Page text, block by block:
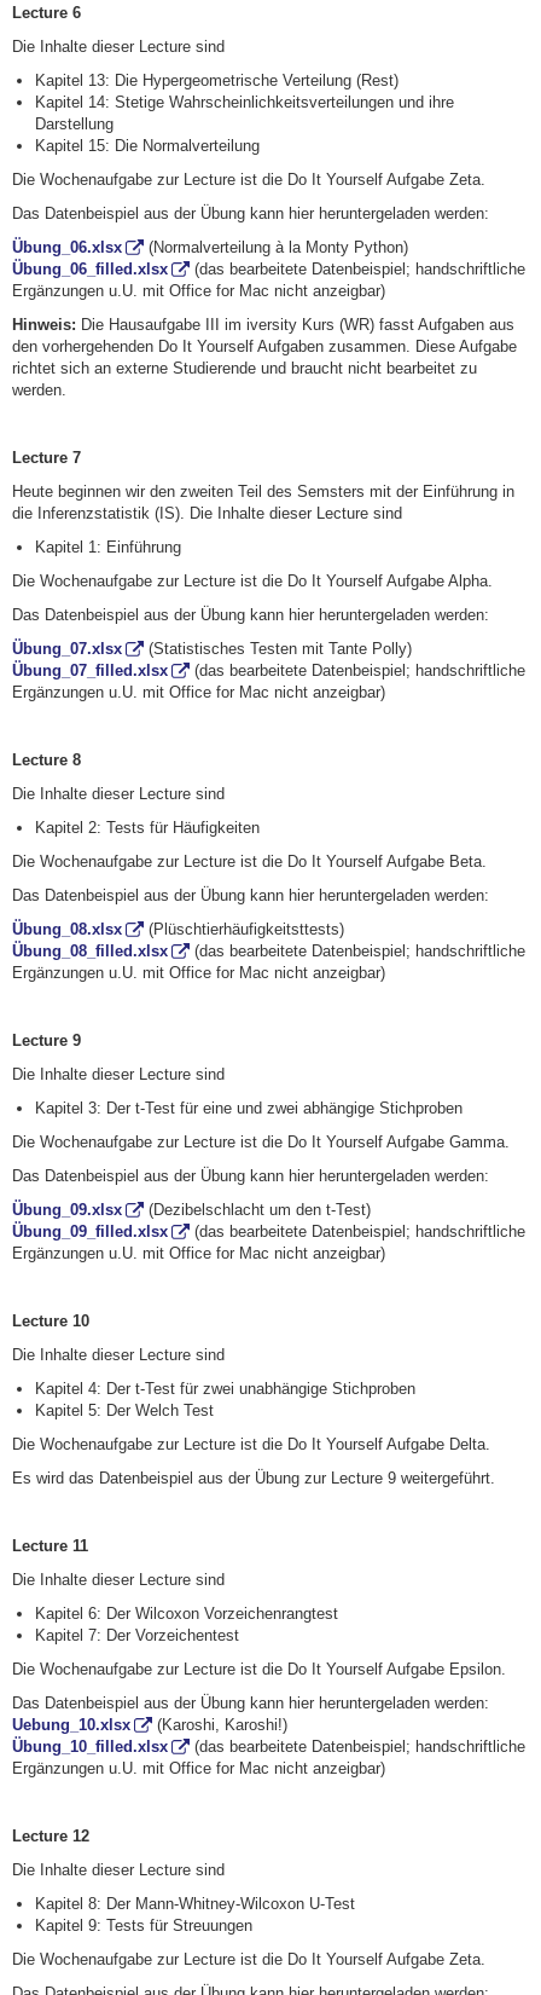
Lecture 6
Die Inhalte dieser Lecture sind
Kapitel 13: Die Hypergeometrische Verteilung (Rest)
Kapitel 14: Stetige Wahrscheinlichkeitsverteilungen und ihre
Darstellung
Kapitel 15: Die Normalverteilung
Die Wochenaufgabe zur Lecture ist die Do It Yourself Aufgabe Zeta.
Das Datenbeispiel aus der Übung kann hier heruntergeladen werden:
Übung_06.xlsx
(Normalverteilung à la Monty Python)
Übung_06_filled.xlsx
(das bearbeitete Datenbeispiel; handschriftliche
Ergänzungen u.U. mit Office for Mac nicht anzeigbar)
Hinweis: Die Hausaufgabe III im iversity Kurs (WR) fasst Aufgaben aus
den vorhergehenden Do It Yourself Aufgaben zusammen. Diese Aufgabe
richtet sich an externe Studierende und braucht nicht bearbeitet zu
werden.
Lecture 7
Heute beginnen wir den zweiten Teil des Semsters mit der Einführung in
die Inferenzstatistik (IS). Die Inhalte dieser Lecture sind
Kapitel 1: Einführung
Die Wochenaufgabe zur Lecture ist die Do It Yourself Aufgabe Alpha.
Das Datenbeispiel aus der Übung kann hier heruntergeladen werden:
Übung_07.xlsx
(Statistisches Testen mit Tante Polly)
Übung_07_filled.xlsx
(das bearbeitete Datenbeispiel; handschriftliche
Ergänzungen u.U. mit Office for Mac nicht anzeigbar)
Lecture 8
Die Inhalte dieser Lecture sind
Kapitel 2: Tests für Häufigkeiten
Die Wochenaufgabe zur Lecture ist die Do It Yourself Aufgabe Beta.
Das Datenbeispiel aus der Übung kann hier heruntergeladen werden:
Übung_08.xlsx
(Plüschtierhäufigkeitsttests)
Übung_08_filled.xlsx
(das bearbeitete Datenbeispiel; handschriftliche
Ergänzungen u.U. mit Office for Mac nicht anzeigbar)
Lecture 9
Die Inhalte dieser Lecture sind
Kapitel 3: Der t-Test für eine und zwei abhängige Stichproben
Die Wochenaufgabe zur Lecture ist die Do It Yourself Aufgabe Gamma.
Das Datenbeispiel aus der Übung kann hier heruntergeladen werden:
Übung_09.xlsx
(Dezibelschlacht um den t-Test)
Übung_09_filled.xlsx
(das bearbeitete Datenbeispiel; handschriftliche
Ergänzungen u.U. mit Office for Mac nicht anzeigbar)
Lecture 10
Die Inhalte dieser Lecture sind
Kapitel 4: Der t-Test für zwei unabhängige Stichproben
Kapitel 5: Der Welch Test
Die Wochenaufgabe zur Lecture ist die Do It Yourself Aufgabe Delta.
Es wird das Datenbeispiel aus der Übung zur Lecture 9 weitergeführt.
Lecture 11
Die Inhalte dieser Lecture sind
Kapitel 6: Der Wilcoxon Vorzeichenrangtest
Kapitel 7: Der Vorzeichentest
Die Wochenaufgabe zur Lecture ist die Do It Yourself Aufgabe Epsilon.
Das Datenbeispiel aus der Übung kann hier heruntergeladen werden:
Uebung_10.xlsx
(Karoshi, Karoshi!)
Übung_10_filled.xlsx
(das bearbeitete Datenbeispiel; handschriftliche
Ergänzungen u.U. mit Office for Mac nicht anzeigbar)
Lecture 12
Die Inhalte dieser Lecture sind
Kapitel 8: Der Mann-Whitney-Wilcoxon U-Test
Kapitel 9: Tests für Streuungen
Die Wochenaufgabe zur Lecture ist die Do It Yourself Aufgabe Zeta.